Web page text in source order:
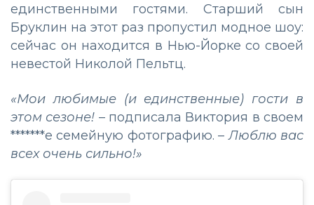
единственными гостями. Старший сын
Бруклин на этот раз пропустил модное шоу:
сейчас он находится в Нью-Йорке со своей
невестой Николой Пельтц.
«Мои любимые (и единственные) гости в
этом сезоне! – подписала Виктория в своем
*******е семейную фотографию. –Люблю вас
всех очень сильно!»